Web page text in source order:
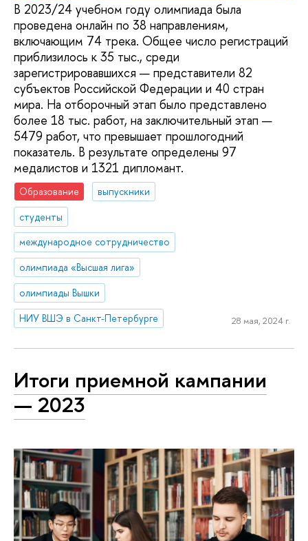
В 2023/24 учебном году олимпиада была
проведена онлайн по 38 направлениям,
включающим 74 трека. Общее число регистраций
приблизилось к 35 тыс., среди
зарегистрировавшихся — представители 82
субъектов Российской Федерации и 40 стран
мира. На отборочный этап было представлено
более 18 тыс. работ, на заключительный этап —
5479 работ, что превышает прошлогодний
показатель. В результате определены 97
медалистов и 1321 дипломант.
Образование
выпускники
студенты
международное сотрудничество
олимпиада «Высшая лига»
олимпиады Вышки
НИУ ВШЭ в Санкт-Петербурге
28 мая, 2024 г.
Итоги приемной кампании
— 2023